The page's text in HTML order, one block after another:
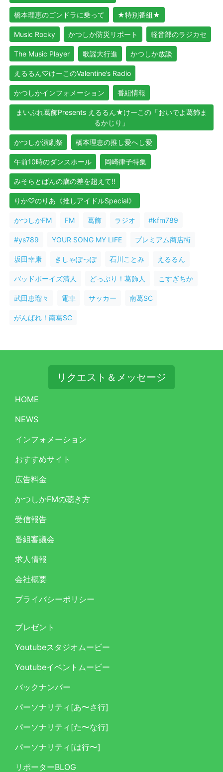
橋本理恵のゴンドラに乗って ★特別番組★
Music Rocky かつしか防災リポート 軽音部のラジカセ
The Music Player 歌謡大行進 かつしか放談
えるるん♡けーこのValentine’s Radio
かつしかインフォメーション 番組情報
まいぷれ葛飾Presents えるるん★けーこの「おいでよ葛飾ま
るかじり」
かつしか演劇祭 橋本理恵の推し愛へし愛
午前10時のダンスホール 岡崎律子特集
みそらとばんの歳の差を超えて!!
りか♡のりあ《推しアイドルSpecial》
かつしかFM FM 葛飾 ラジオ #kfm789
#ys789 YOUR SONG MY LIFE プレミアム商店街
坂田幸康 きしゃぽっぽ 石川ことみ えるるん
バッドボーイズ清人 どっぷり！葛飾人 こすぎちか
武田恵瑠々 電車 サッカー 南葛SC
がんばれ！南葛SC
リクエスト＆メッセージ
HOME
NEWS
インフォメーション
おすすめサイト
広告料金
かつしかFMの聴き方
受信報告
番組審議会
求人情報
会社概要
プライバシーポリシー
プレゼント
Youtubeスタジオムービー
Youtubeイベントムービー
バックナンバー
パーソナリティ[あ〜さ行]
パーソナリティ[た〜な行]
パーソナリティ[は行〜]
リポーターBLOG